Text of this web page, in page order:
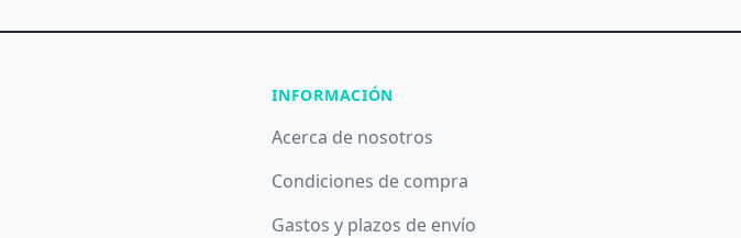
INFORMACIÓN
Acerca de nosotros
Condiciones de compra
Gastos y plazos de envío